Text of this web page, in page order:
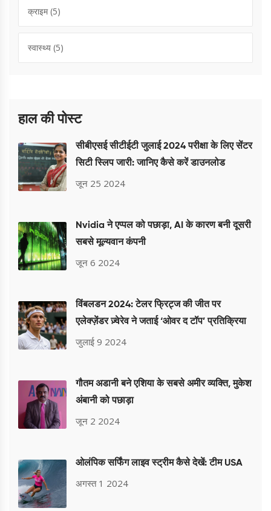
क्राइम(5)
स्वास्थ्य (5)
हाल की पोस्ट
सीबीएसई सीटीईटी जुलाई 2024 परीक्षा के लिए सेंटर
सिटी स्लिप जारी: जानिए कैसे करें डाउनलोड
जून 25 2024
Nvidia ने एप्पल को पछाड़ा, AI के कारण बनी दूसरी
सबसे मूल्यवान कंपनी
जून 6 2024
विंबलडन 2024: टेलर फ्रिट्ज की जीत पर
एलेक्ज़ेंडर ज़्वेरेव ने जताई ‘ओवर द टॉप’ प्रतिक्रिया
जुलाई 9 2024
गौतम अडानी बने एशिया के सबसे अमीर व्यक्ति, मुकेश
अंबानी को पछाड़ा
जून 2 2024
ओलंपिक सर्फिंग लाइव स्ट्रीम कैसे देखें: टीम USA
अगस्त 1 2024